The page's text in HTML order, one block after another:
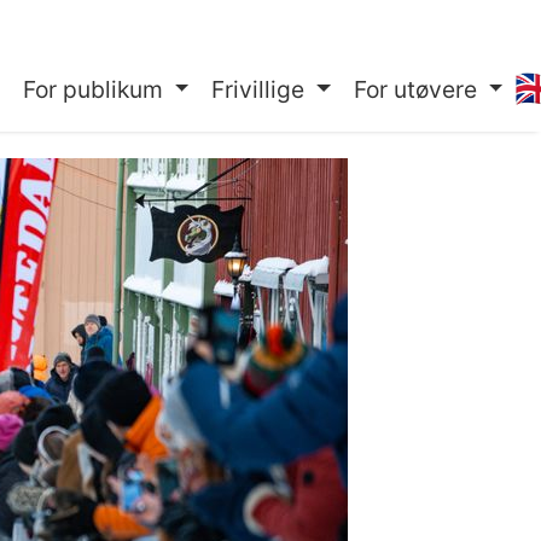
For publikum Frivillige For utøvere